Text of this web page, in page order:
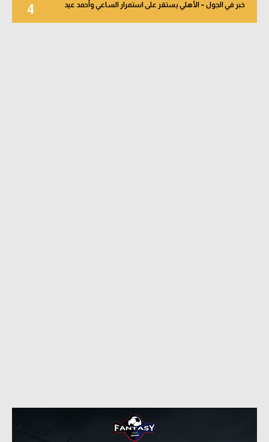
4 خبر في الجول – الأهلي يستقر على استمرار الساعي وأحمد عيد